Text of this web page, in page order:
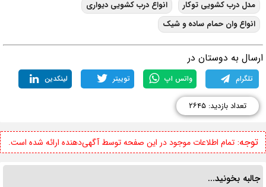
مدل درب کشویی توکار
انواع درب کشویی دیواری
انواع وان حمام ساده و شیک
به دوستان در
تلگرام واتس اپ توییتر لینکدین
تعداد بازدید: ۲۶۴۵
توجه:تمام اطلاعات موجود در این صفحه توسط آگهی‌دهنده ارائه شده است.
جالبه بخونید...